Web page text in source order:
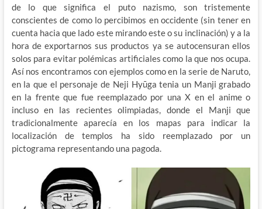
de lo que significa el puto nazismo, son tristemente
conscientes de como lo percibimos en occidente (sin tener en
cuenta hacia que lado este mirando este o su inclinación) y a la
hora de exportarnos sus productos ya se autocensuran ellos
solos para evitar polémicas artificiales como la que nos ocupa.
Así nos encontramos con ejemplos como en la serie de Naruto,
en la que el personaje de Neji Hyūga tenia un Manji grabado
en la frente que fue reemplazado por una X en el anime o
incluso en las recientes olimpiadas, donde el Manji que
tradicionalmente aparecía en los mapas para indicar la
localización de templos ha sido reemplazado por un
pictograma representando una pagoda.